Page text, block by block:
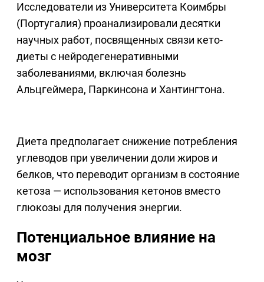
Исследователи из Университета Коимбры
(Португалия) проанализировали десятки
научных работ, посвященных связи кето-
диеты с нейродегенеративными
заболеваниями, включая болезнь
Альцгеймера, Паркинсона и Хантингтона.
Диета предполагает снижение потребления
углеводов при увеличении доли жиров и
белков, что переводит организм в состояние
кетоза — использования кетонов вместо
глюкозы для получения энергии.
Потенциальное влияние на
мозг